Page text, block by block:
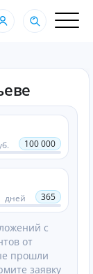
100 000
дней 365
с
от
прошли
заявку